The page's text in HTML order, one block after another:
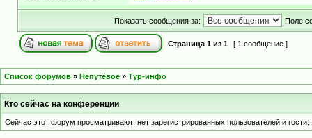
Показать сообщения за: Поле
Страница 1 из 1 [ 1 сообщение ]
Список форумов » Непутёвое » Тур-инфо
Кто сейчас на конференции
Сейчас этот форум просматривают: нет зарегистрированных пользователей и гости: